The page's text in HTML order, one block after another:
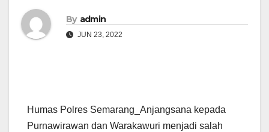
By admin
JUN 23, 2022
Humas Polres Semarang_Anjangsana kepada
Purnawirawan dan Warakawuri menjadi salah